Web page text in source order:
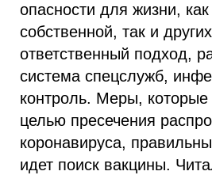
опасности для жизни,
собственной, так и
ответственный подход,
система спецслужб,
контроль. Меры,
целью пресечения
коронавируса,
идет поиск вакцины.